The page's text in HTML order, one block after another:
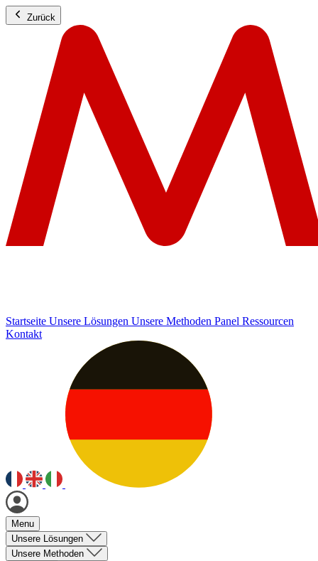
Zurück
Startseite Unsere Lösungen Unsere Methoden Panel Ressourcen
Kontakt
Menu
Unsere Lösungen
Unsere Methoden